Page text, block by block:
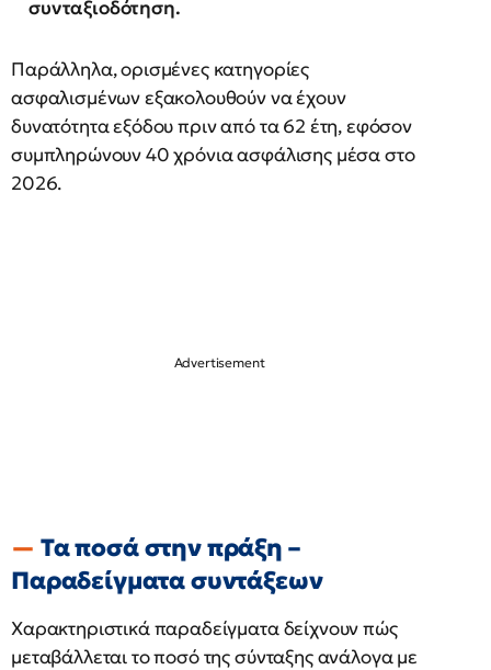
συνταξιοδότηση.
Παράλληλα, ορισμένες κατηγορίες
ασφαλισμένων εξακολουθούν να έχουν
δυνατότητα εξόδου πριν από τα 62 έτη, εφόσον
συμπληρώνουν 40 χρόνια ασφάλισης μέσα στο
2026.
Τα ποσά στην πράξη –
Παραδείγματα συντάξεων
Χαρακτηριστικά παραδείγματα δείχνουν πώς
μεταβάλλεται το ποσό της σύνταξης ανάλογα με